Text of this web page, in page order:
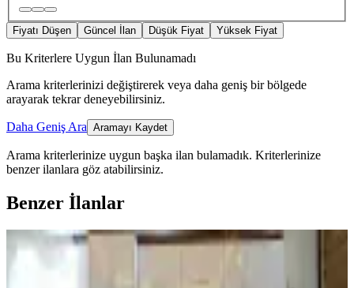
Fiyatı Düşen Güncel İlan Düşük Fiyat Yüksek Fiyat
Bu Kriterlere Uygun İlan Bulunamadı
Arama kriterlerinizi değiştirerek veya daha geniş bir bölgede
arayarak tekrar deneyebilirsiniz.
Daha Geniş Ara Aramayı Kaydet
Arama kriterlerinize uygun başka ilan bulamadık. Kriterlerinize
benzer ilanlara göz atabilirsiniz.
Benzer İlanlar
Piazza Civarı Kiralık 1+1 Kombili